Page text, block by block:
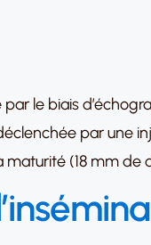
le biais
par
maturité (18 mm de